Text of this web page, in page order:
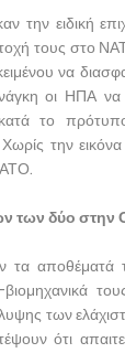
την ειδική
τους στο
να
οι ΗΠΑ
το
την
των δύο στην
τα αποθέματά
των
ότι